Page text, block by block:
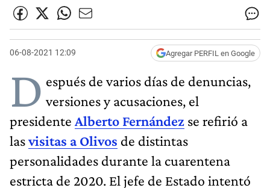
06-08-2021 12:09 Agregar PERFIL en Google
D espués de varios días de denuncias,
versiones y acusaciones, el
presidente Alberto Fernández se refirió a
lasvisitas a Olivos de distintas
personalidades durante la cuarentena
estricta de 2020. El jefe de Estado intentó